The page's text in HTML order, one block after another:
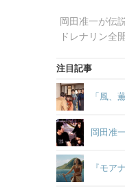
岡田准一が伝
ドレナリン全
注目記事
「風、
岡田准
『モア